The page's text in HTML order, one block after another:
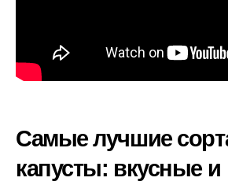
Самые лучшие
капусты: вкусные и